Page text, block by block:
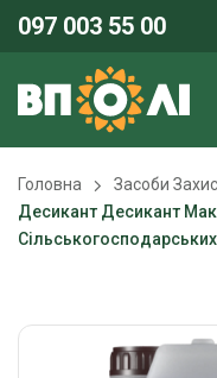
097 003 55 00
Головна Засоби
Десикант Десикант